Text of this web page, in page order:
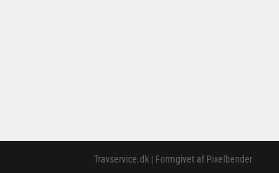
Travservice.dk | Formgivet af Pixelbender